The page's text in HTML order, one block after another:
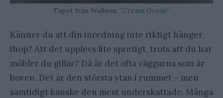
Tapet från Wallism: ”Crema Ocean”
Känner du att din inredning inte riktigt hänger
ihop? Att det upplevs lite spretigt, trots att du har
möbler du gillar? Då är det ofta väggarna som är
boven. Det är den största ytan i rummet – men
samtidigt kanske den mest underskattade. Många